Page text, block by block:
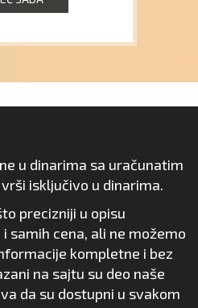
u dinarima sa uračunatim
isključivo u dinarima.
precizniji u opisu
samih cena, ali ne možemo
kompletne i bez
na sajtu su deo naše
da su dostupni u svakom